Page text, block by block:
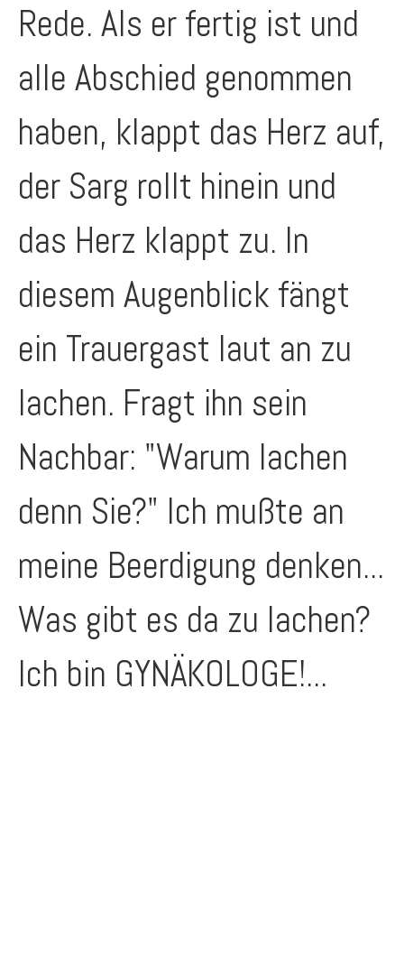
Rede. Als er fertig ist und
alle Abschied genommen
haben, klappt das Herz auf,
der Sarg rollt hinein und
das Herz klappt zu. In
diesem Augenblick fängt
ein Trauergast laut an zu
lachen. Fragt ihn sein
Nachbar: "Warum lachen
denn Sie?" Ich mußte an
meine Beerdigung denken...
Was gibt es da zu lachen?
Ich bin GYNÄKOLOGE!...